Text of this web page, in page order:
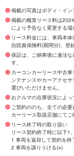
掲載の写真はボディ・イン
掲載の概算リース料は
により予告なく変更する場
リース料金には、車両本
自賠責保険料(期間分)、登
保証は、ご納車後に違法
す。
カーコンカーリース中古
ンテナンスやカーアクセ
選びいただけません。
おクルマの在庫状況によっ
ご契約ののち、全ての必
カーリース取扱店舗にてご
リース終了時の取り扱い
リース契約終了時に以下1
1 車両を返却して契約を終
2 車両を譲りうける(※)